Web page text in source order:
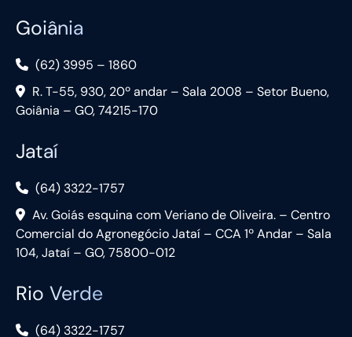
Goiânia
(62) 3995 – 1860
R. T-55, 930, 20º andar – Sala 2008 – Setor Bueno,
Goiânia – GO, 74215-170
Jataí
(64) 3322-1757
Av. Goiás esquina com Veriano de Oliveira. – Centro
Comercial do Agronegócio Jataí – CCA 1º Andar – Sala
104, Jataí – GO, 75800-012
Rio Verde
(64) 3322-1757